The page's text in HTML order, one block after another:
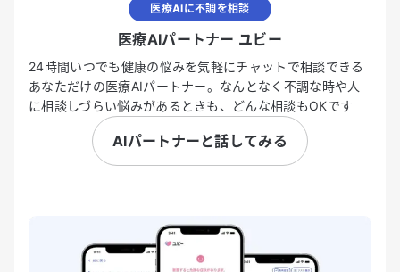
医療AIに不調を相談
医療AIパートナー ユビー
24時間いつでも健康の悩みを気軽にチャットで相談できる
あなただけの医療AIパートナー。なんとなく不調な時や人
に相談しづらい悩みがあるときも、どんな相談もOKです
AIパートナーと話してみる